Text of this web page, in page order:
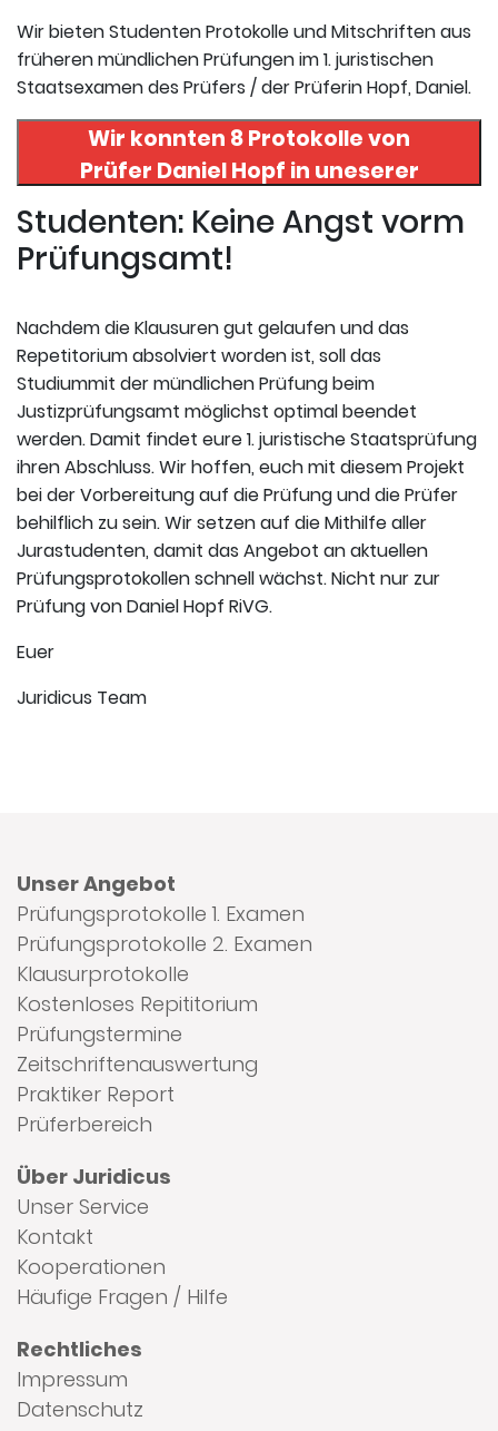
Wir bieten Studenten Protokolle und Mitschriften aus
früheren mündlichen Prüfungen im 1. juristischen
Staatsexamen des Prüfers / der Prüferin Hopf, Daniel.
Wir konnten 8 Protokolle von
Prüfer Daniel Hopf in uneserer
Datenbank finden. Hier
registrieren und die Protokolle
abrufen.
Studenten: Keine Angst vorm
Prüfungsamt!
Nachdem die Klausuren gut gelaufen und das
Repetitorium absolviert worden ist, soll das
Studiummit der mündlichen Prüfung beim
Justizprüfungsamt möglichst optimal beendet
werden. Damit findet eure 1. juristische Staatsprüfung
ihren Abschluss. Wir hoffen, euch mit diesem Projekt
bei der Vorbereitung auf die Prüfung und die Prüfer
behilflich zu sein. Wir setzen auf die Mithilfe aller
Jurastudenten, damit das Angebot an aktuellen
Prüfungsprotokollen schnell wächst. Nicht nur zur
Prüfung von Daniel Hopf RiVG.
Euer
Juridicus Team
Unser Angebot
Prüfungsprotokolle 1. Examen
Prüfungsprotokolle 2. Examen
Klausurprotokolle
Kostenloses Repititorium
Prüfungstermine
Zeitschriftenauswertung
Praktiker Report
Prüferbereich
Über Juridicus
Unser Service
Kontakt
Kooperationen
Häufige Fragen / Hilfe
Rechtliches
Impressum
Datenschutz